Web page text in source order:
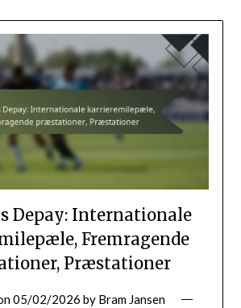
Depay: Internationale
Fremragende
Præstationer
05/02/2026 by Bram Jansen